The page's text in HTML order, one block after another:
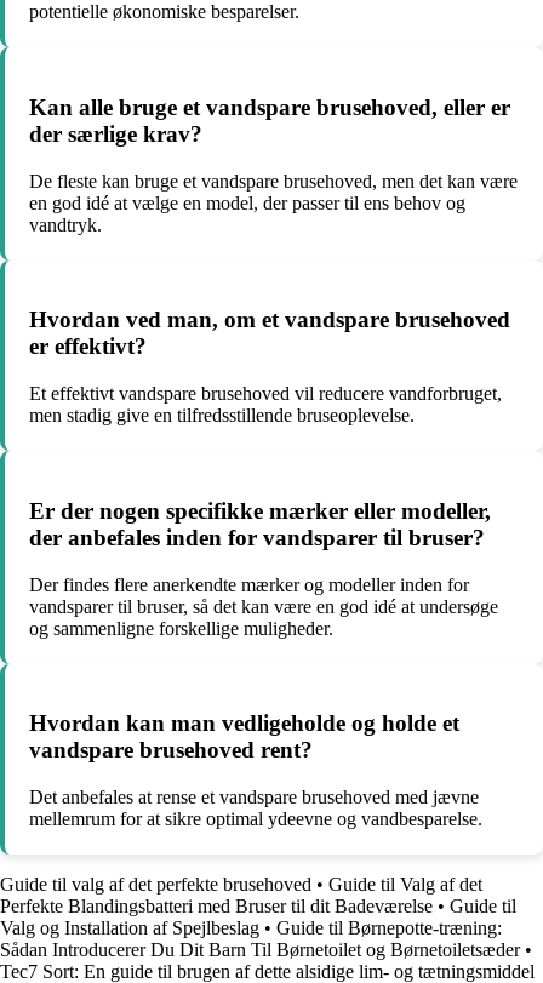
potentielle økonomiske besparelser.
Kan alle bruge et vandspare brusehoved, eller er
der særlige krav?
De fleste kan bruge et vandspare brusehoved, men det kan være
en god idé at vælge en model, der passer til ens behov og
vandtryk.
Hvordan ved man, om et vandspare brusehoved
er effektivt?
Et effektivt vandspare brusehoved vil reducere vandforbruget,
men stadig give en tilfredsstillende bruseoplevelse.
Er der nogen specifikke mærker eller modeller,
der anbefales inden for vandsparer til bruser?
Der findes flere anerkendte mærker og modeller inden for
vandsparer til bruser, så det kan være en god idé at undersøge
og sammenligne forskellige muligheder.
Hvordan kan man vedligeholde og holde et
vandspare brusehoved rent?
Det anbefales at rense et vandspare brusehoved med jævne
mellemrum for at sikre optimal ydeevne og vandbesparelse.
Guide til valg af det perfekte brusehoved • Guide til Valg af det
Perfekte Blandingsbatteri med Bruser til dit Badeværelse • Guide til
Valg og Installation af Spejlbeslag • Guide til Børnepotte-træning:
Sådan Introducerer Du Dit Barn Til Børnetoilet og Børnetoiletsæder•
Tec7 Sort: En guide til brugen af dette alsidige lim- og tætningsmiddel